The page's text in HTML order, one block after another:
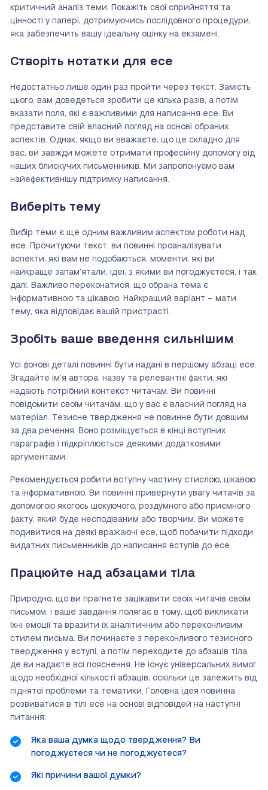
критичний аналіз теми. Покажіть свої сприйняття та
цінності у папері, дотримуючись послідовного процедури,
яка забезпечить вашу ідеальну оцінку на екзамені.
Створіть нотатки для есе
Недостатньо лише один раз пройти через текст. Замість
цього, вам доведеться зробити це кілька разів, а потім
вказати поля, які є важливими для написання есе. Ви
представите свій власний погляд на основі обраних
аспектів. Однак, якщо ви вважаєте, що це складно для
вас, ви завжди можете отримати професійну допомогу від
наших блискучих письменників. Ми запропонуємо вам
найефективнішу підтримку написання.
Виберіть тему
Вибір теми є ще одним важливим аспектом роботи над
есе. Прочитуючи текст, ви повинні проаналізувати
аспекти, які вам не подобаються, моменти, які ви
найкраще запам’ятали, ідеї, з якими ви погоджуєтеся, і так
далі. Важливо переконатися, що обрана тема є
інформативною та цікавою. Найкращий варіант – мати
тему, яка відповідає вашій пристрасті.
Зробіть ваше введення сильнішим
Усі фонові деталі повинні бути надані в першому абзаці есе.
Згадайте ім’я автора, назву та релевантні факти, які
надають потрібний контекст читачам. Ви повинні
повідомити своїм читачам, що у вас є власний погляд на
матеріал. Тезисне твердження не повинне бути довшим
за два речення. Воно розміщується в кінці вступних
параграфів і підкріплюється деякими додатковими
аргументами.
Рекомендується робити вступну частину стислою, цікавою
та інформативною. Ви повинні привернути увагу читачів за
допомогою якогось шокуючого, роздумного або приємного
факту, який буде несподіваним або творчим. Ви можете
подивитися на деякі вражаючі есе, щоб побачити підходи
видатних письменників до написання вступів до есе.
Працюйте над абзацами тіла
Природно, що ви прагнете зацікавити своїх читачів своїм
письмом, і ваше завдання полягає в тому, щоб викликати
їхні емоції та вразити їх аналітичним або переконливим
стилем письма. Ви починаєте з переконливого тезисного
твердження у вступі, а потім переходите до абзаців тіла,
де ви надаєте всі пояснення. Не існує універсальних вимог
щодо необхідної кількості абзаців, оскільки це залежить від
піднятої проблеми та тематики. Головна ідея повинна
розвиватися в тілі есе на основі відповідей на наступні
питання:
Яка ваша думка щодо твердження? Ви
погоджуєтеся чи не погоджуєтеся?
Які причини вашої думки?